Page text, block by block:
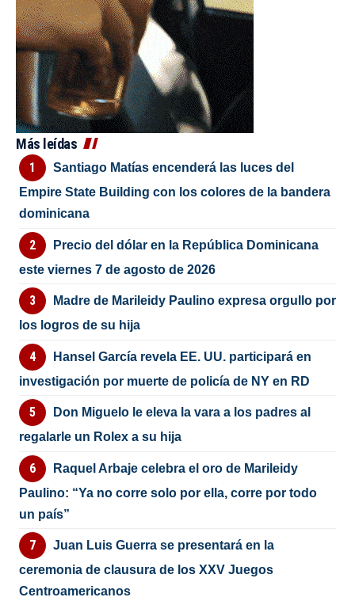
Más leídas
Santiago Matías encenderá las luces del
Empire State Building con los colores de la bandera
dominicana
Precio del dólar en la República Dominicana
este viernes 7 de agosto de 2026
Madre de Marileidy Paulino expresa orgullo por
los logros de su hija
Hansel García revela EE. UU. participará en
investigación por muerte de policía de NY en RD
Don Miguelo le eleva la vara a los padres al
regalarle un Rolex a su hija
Raquel Arbaje celebra el oro de Marileidy
Paulino: “Ya no corre solo por ella, corre por todo
un país”
Juan Luis Guerra se presentará en la
ceremonia de clausura de los XXV Juegos
Centroamericanos